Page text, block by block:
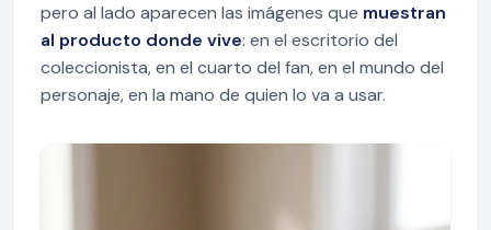
pero al lado aparecen las imágenes que muestran
al producto donde vive: en el escritorio del
coleccionista, en el cuarto del fan, en el mundo del
personaje, en la mano de quien lo va a usar.